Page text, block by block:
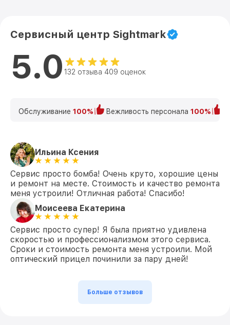
Сервисный центр Sightmark
5.0 132 отзыва 409 оценок
Обслуживание 100% Вежливость персонала 100%
Ильина Ксения
Сервис просто бомба! Очень круто, хорошие цены
и ремонт на месте. Стоимость и качество ремонта
меня устроили! Отличная работа! Спасибо!
Моисеева Екатерина
Сервис просто супер! Я была приятно удивлена
скоростью и профессионализмом этого сервиса.
Сроки и стоимость ремонта меня устроили. Мой
оптический прицел починили за пару дней!
Больше отзывов